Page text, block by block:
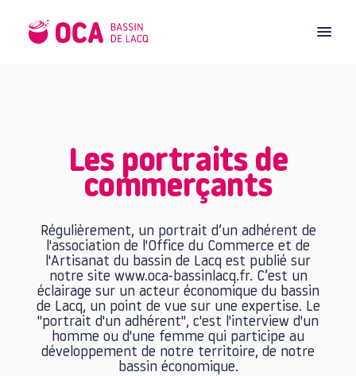
Les portraits de
commerçants
Régulièrement, un portrait d’un adhérent de
l'association de l'Office du Commerce et de
l'Artisanat du bassin de Lacq est publié sur
notre site www.oca-bassinlacq.fr. C’est un
éclairage sur un acteur économique du bassin
de Lacq, un point de vue sur une expertise. Le
"portrait d'un adhérent", c'est l'interview d'un
homme ou d'une femme qui participe au
développement de notre territoire, de notre
bassin économique.